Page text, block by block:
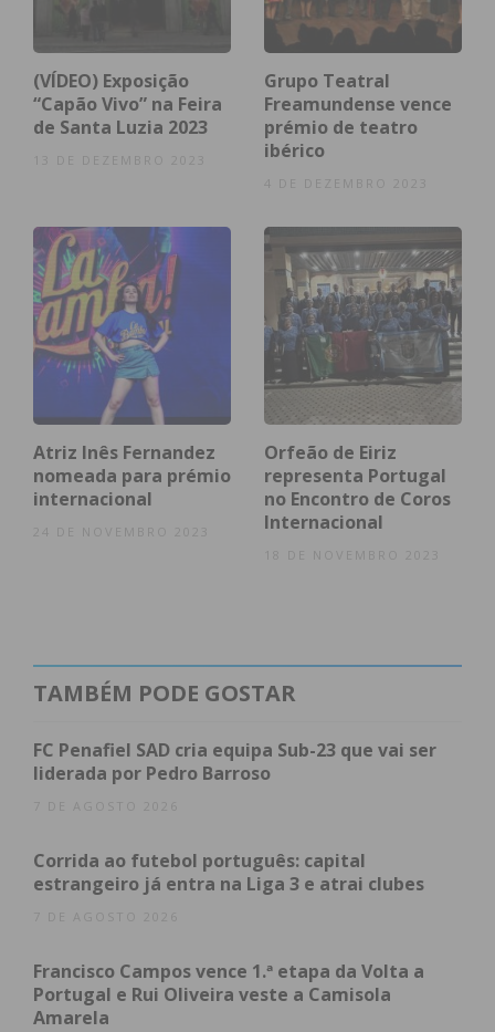
Subscreva a newsletter do
Imediato
obtenha de forma regular a informação
atualizada.
Eu li e concordo com ostermos e
condições
(VÍDEO) Exposição
“Capão Vivo” na Feira
de Santa Luzia 2023
Grupo Teatral
Freamundense vence
prémio de teatro
ibérico
4 DE DEZEMBRO 2023
Atriz Inês Fernandez
nomeada para prémio
internacional
24 DE NOVEMBRO 2023
Orfeão de Eiriz
representa Portugal
no Encontro de Coros
Internacional
TAMBÉM PODE GOSTAR
FC Penafiel SAD cria equipa Sub-23 que vai ser
liderada por Pedro Barroso
7 DE AGOSTO 2026
Corrida ao futebol português: capital
estrangeiro já entra na Liga 3 e atrai clubes
7 DE AGOSTO 2026
Francisco Campos vence 1.ª etapa da Volta a
Portugal e Rui Oliveira veste a Camisola
Amarela